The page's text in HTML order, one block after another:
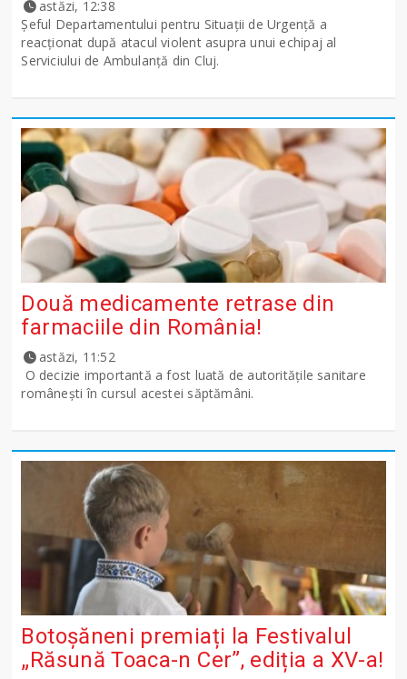
astăzi, 12:38
Șeful Departamentului pentru Situații de Urgență a
reacționat după atacul violent asupra unui echipaj al
Serviciului de Ambulanță din Cluj.
Două medicamente retrase din
farmaciile din România!
astăzi, 11:52
O decizie importantă a fost luată de autoritățile sanitare
românești în cursul acestei săptămâni.
Botoșăneni premiați la Festivalul
„Răsună Toaca-n Cer”, ediția a XV-a!